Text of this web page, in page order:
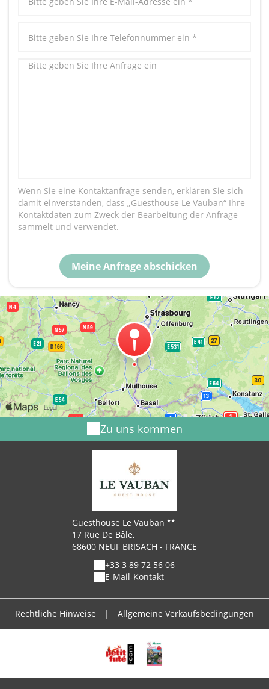
Wenn Sie eine Kontaktanfrage senden, erklären Sie sich
damit einverstanden, dass „Guesthouse Le Vauban“ Ihre
Kontaktdaten zum Zweck der Bearbeitung der Anfrage
sammelt und verwendet.
Zu uns kommen
Guesthouse Le Vauban
17 Rue De Bâle,
68600 NEUF BRISACH - FRANCE
+33 3 89 72 56 06
E-Mail-Kontakt
Rechtliche Hinweise | Allgemeine Verkaufsbedingungen